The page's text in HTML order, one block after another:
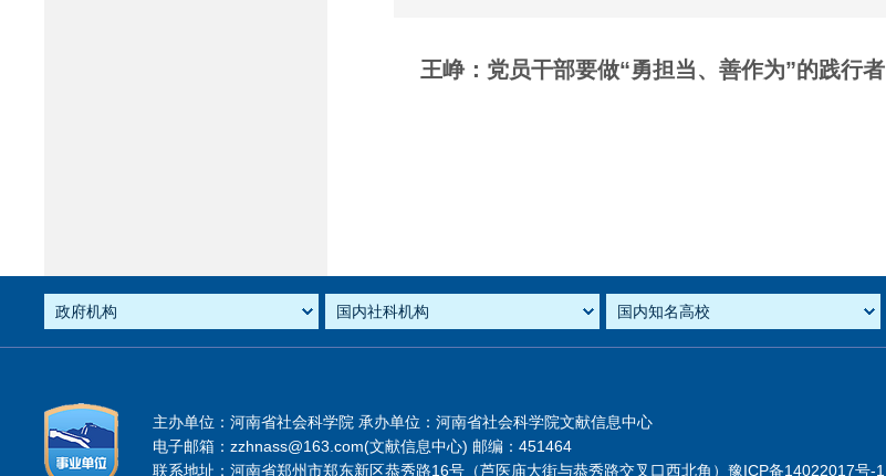
王峥：党员干部要做“勇担当、善作为”的践行者
主办单位：河南省社会科学院 承办单位：河南省社会科学院文献信息中心
电子邮箱：zzhnass@163.com(文献信息中心) 邮编：451464
联系地址：河南省郑州市郑东新区恭秀路16号（芦医庙大街与恭秀路交叉口西北角）豫ICP备14022017号-1